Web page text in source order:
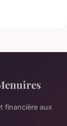
financière aux